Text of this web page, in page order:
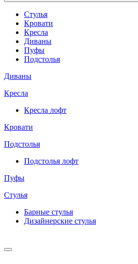
Стулья
Кровати
Кресла
Диваны
Пуфы
Подстолья
Диваны
Кресла
Кресла лофт
Кровати
Подстолья
Подстолья лофт
Пуфы
Стулья
Барные cтулья
Дизайнерские cтулья